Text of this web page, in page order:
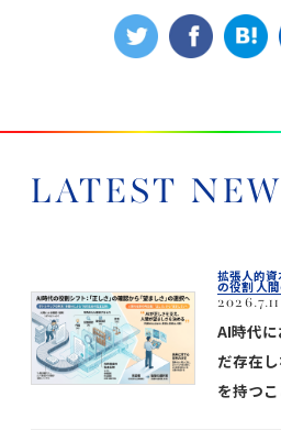
LATEST
拡張人的資
の役割 人
2026.7.11
AI時代
だ存在
を持つこ